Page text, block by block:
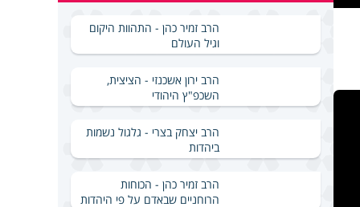
הרב זמיר כהן - התהוות היקום
וגיל העולם
הרב ירון אשכנזי - הציצית,
השכפ"ץ היהודי
הרב יצחק בצרי - גלגול נשמות
ביהדות
הרב זמיר כהן - הכוחות
הרוחניים שבאדם על פי היהדות